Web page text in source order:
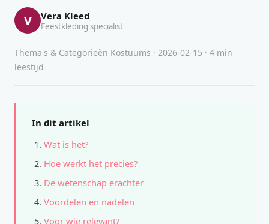
V Vera Kleed
Feestkleding specialist
Thema's & Categorieën Kostuums · 2026-02-15 · 4 min
leestijd
In dit artikel
Wat is het?
Hoe werkt het precies?
De wetenschap erachter
Voordelen en nadelen
Voor wie relevant?